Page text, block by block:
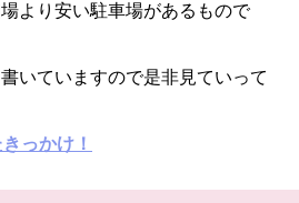
より安い駐車場があるもので
いていますので是非見ていって
っかけ！